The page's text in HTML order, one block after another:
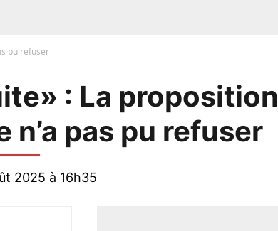
pu refuser
: La proposition
n’a pas pu refuser
2025 à 16h35